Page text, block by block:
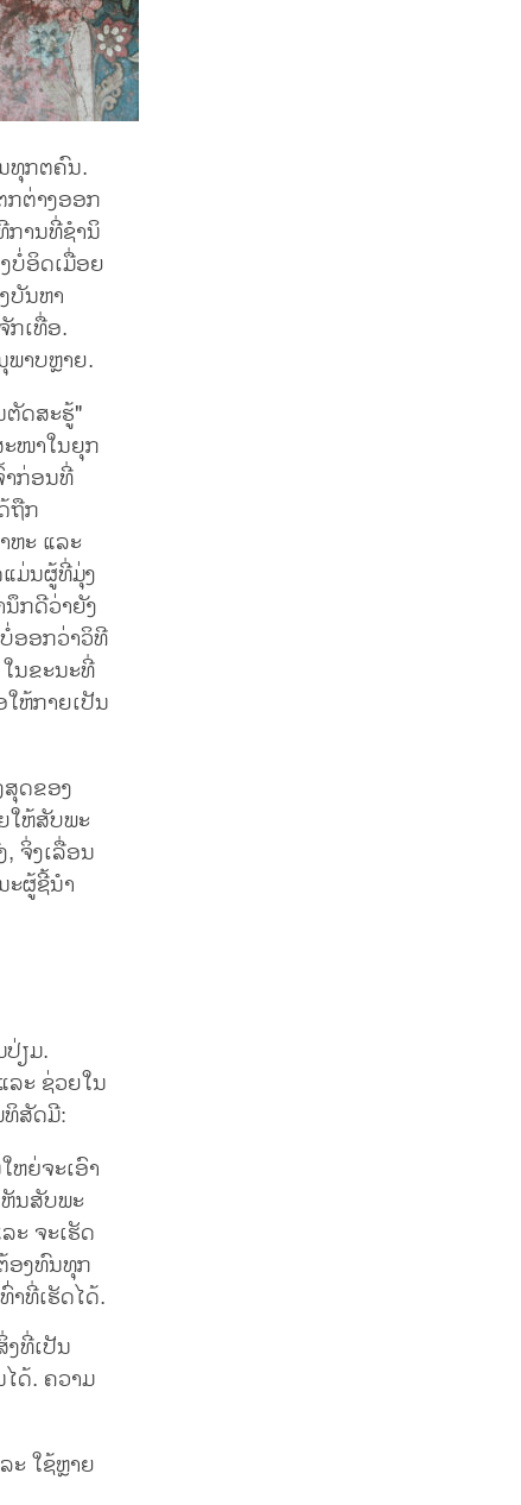
ທຸກຕຄົນ.
ຕ່າງອອກ
ານທີ່ຊໍານິ
ບໍ່ອິດເມື່ອຍ
ບັນຫາ
ເທື່ອ.
ພາບຫຼາຍ.
ຕັດສະຮູ້"
ະໜາໃນຍຸກ
າກ່ອນທີ່
ຖືກ
ຫະ ແລະ
ມ່ນຜູ້ທີ່ມຸ່ງ
ກດີວ່າຍັງ
ອອກວ່າວິທີ
ນຂະນະທີ່
ຫ້ກາຍເປັນ
ດຂອງ
ໃຫ້ສັບພະ
ຈິ່ງເລື່ອນ
ະຜູ້ຊີ້ນຳ
ຽມ.
ະ ຊ່ວຍໃນ
ສັດມີ:
ຍ່ຈະເອົາ
ນສັບພະ
ະ ຈະເຮັດ
ອງທົນທຸກ
າທີ່ເຮັດໄດ້.
ທີ່ເປັນ
ດ້. ຄວາມ
ະ ໃຊ້ຫຼາຍ